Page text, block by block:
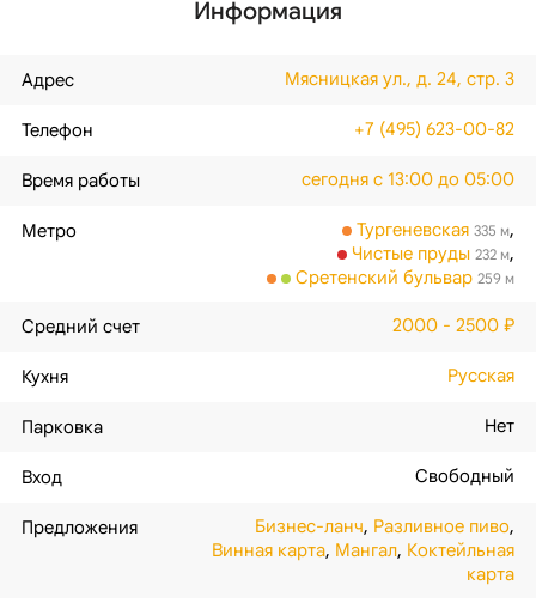
Информация
Адрес Мясницкая ул., д. 24, стр. 3
Телефон +7 (495) 623-00-82
Время работы сегодня с 13:00 до 05:00
Метро Тургеневская 335 м,
Чистые пруды 232 м,
Сретенский бульвар 259 м
Средний счет 2000 - 2500 ₽
Кухня Русская
Парковка Нет
Вход Свободный
Предложения Бизнес-ланч, Разливное пиво,
Винная карта, Мангал, Коктейльная
карта